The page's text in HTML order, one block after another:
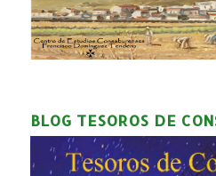
BLOG TESOROS DE